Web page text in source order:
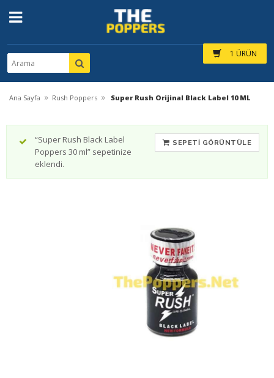
1 ÜRÜN
Ana Sayfa » Rush Poppers » Super Rush Orijinal Black Label 10 ML
SEPETI GÖRÜNTÜLE
“Super Rush Black Label
Poppers 30 ml” sepetinize
eklendi.